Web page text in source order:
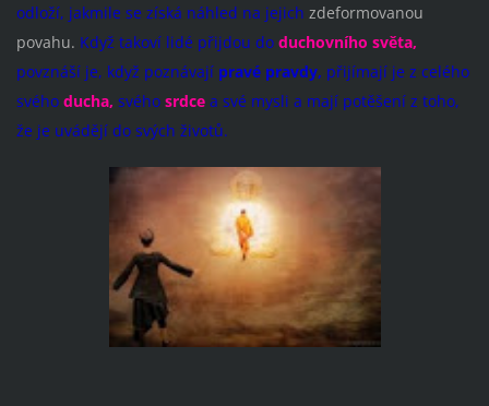
odloží, jakmile se získá náhled na jejich zdeformovanou
povahu. Když takoví lidé přijdou do duchovního světa,
povznáší je, když poznávají pravé pravdy, přijímají je z celého
svého ducha, svého srdce a své mysli a mají potěšení z toho,
že je uvádějí do svých životů.